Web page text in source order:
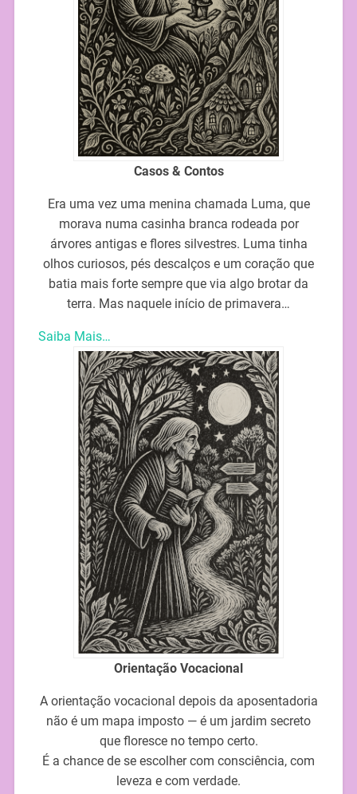
Casos & Contos
Era uma vez uma menina chamada Luma, que
morava numa casinha branca rodeada por
árvores antigas e flores silvestres. Luma tinha
olhos curiosos, pés descalços e um coração que
batia mais forte sempre que via algo brotar da
terra. Mas naquele início de primavera…
Saiba Mais…
Orientação Vocacional
A orientação vocacional depois da aposentadoria
não é um mapa imposto — é um jardim secreto
que floresce no tempo certo.
É a chance de se escolher com consciência, com
leveza e com verdade.